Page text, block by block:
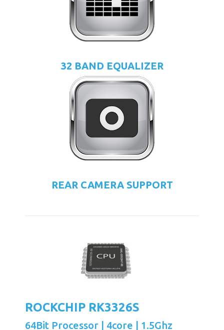
32 BAND EQUALIZER
REAR CAMERA SUPPORT
ROCKCHIP RK3326S
64Bit Processor | 4core | 1.5Ghz